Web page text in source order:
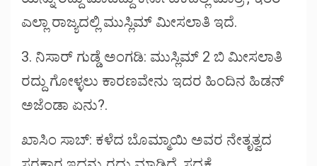
ಎಲ್ಲಾ ರಾಜ್ಯದಲ್ಲಿ ಮುಸ್ಲಿಮ್ ಮೀಸಲಾತಿ ಇದೆ.
3. ನಿಸಾರ್ ಗುಡ್ಡೆ ಅಂಗಡಿ: ಮುಸ್ಲಿಮ್ 2 ಬಿ ಮೀಸಲಾತಿ
ರದ್ದು ಗೋಳ್ಳಲು ಕಾರಣವೇನು ಇದರ ಹಿಂದಿನ ಹಿಡನ್
ಅಜೆಂಡಾ ಏನು?.
ಖಾಸಿಂ ಸಾಬ್: ಕಳೆದ ಬೊಮ್ಮಾಯಿ ಅವರ ನೇತೃತ್ವದ